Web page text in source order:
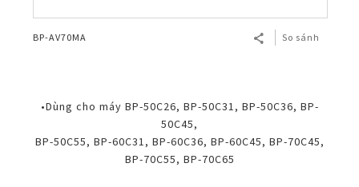
BP-AV70MA So sánh
•Dùng cho máy BP-50C26, BP-50C31, BP-50C36, BP-
50C45,
BP-50C55, BP-60C31, BP-60C36, BP-60C45, BP-70C45,
BP-70C55, BP-70C65